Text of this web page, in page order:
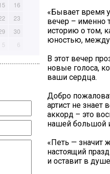
16
23
30
5 6
«Бывает время
вечер – именно
историю о том,
юностью, между
В этот вечер
новые голоса,
ваши сердца.
Добро
артист не
аккорд – это
нашей большой
«Петь —
настоящий
и оставит в